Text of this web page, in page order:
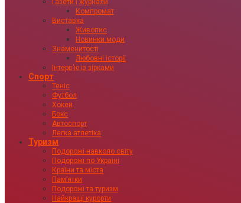
Компромат
Виставка
Живопис
Новинки моди
Знаменитості
Любовні історії
Інтервʼю із зірками
Спорт
Теніс
Футбол
Хокей
Бокс
Автоспорт
Легка атлетіка
Туризм
Подорожі навколо світу
Подорожі по Україні
Країни та міста
Пам’ятки
Подорожі та туризм
Найкращі курорти